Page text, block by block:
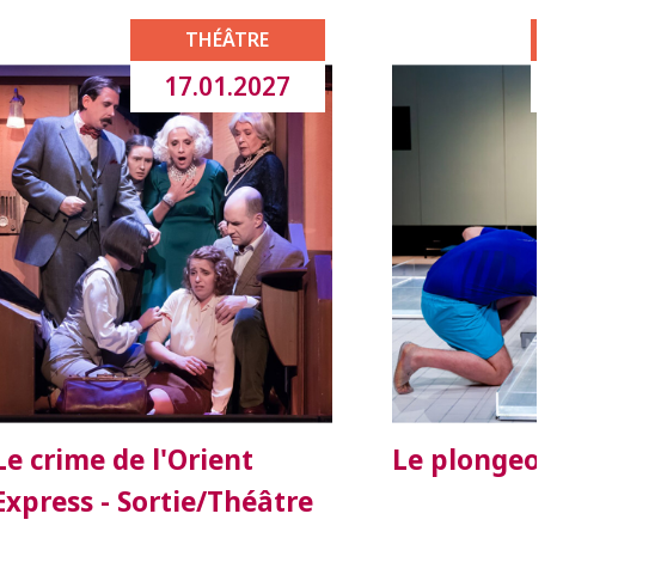
THÉÂTRE
17.01.2027
crime de l'Orient
- Sortie/Théâtre
Le plongeon -